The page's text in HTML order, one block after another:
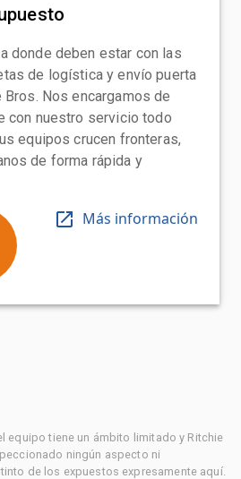
donde deben estar con las
de logística y envío puerta
Nos encargamos de
con nuestro servicio todo
equipos crucen fronteras,
de forma rápida y
Más información
equipo tiene un ámbito limitado y Ritchie
ningún aspecto ni
de los expuestos expresamente aquí.